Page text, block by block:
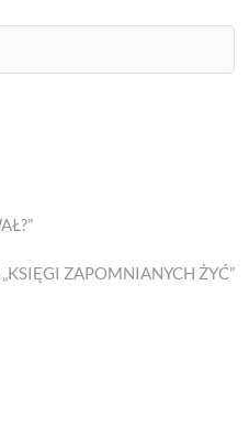
ZAPOMNIANYCH ŻYĆ”